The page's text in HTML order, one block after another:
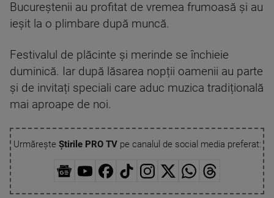
Bucureștenii au profitat de vremea frumoasă și au
ieșit la o plimbare după muncă.
Festivalul de plăcinte și merinde se închieie
duminică. Iar după lăsarea nopții oamenii au parte
și de invitați speciali care aduc muzica tradițională
mai aproape de noi.
Urmărește Știrile PRO TVpe canalul de social media preferat: